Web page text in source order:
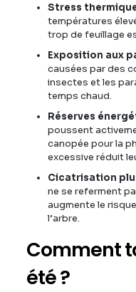
Stress
températures
trop de feuillage
Exposition aux
causées par des
insectes et les
temps chaud.
Réserves
poussent
canopée pour la
excessive réduit
Cicatrisation
ne se referment
augmente le
l’arbre.
Comment
été ?